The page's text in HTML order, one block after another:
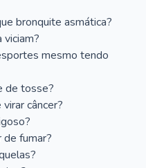
bronquite asmática?
viciam?
mesmo tendo
de tosse?
câncer?
de fumar?